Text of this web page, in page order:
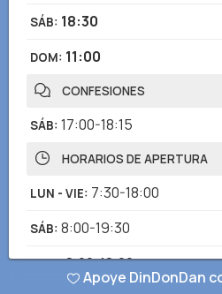
SÁB: 18:30
DOM: 11:00
CONFESIONES
SÁB: 17:00-18:15
HORARIOS DE APERTURA
LUN - VIE: 7:30-18:00
SÁB: 8:00-19:30
DOM:8:00-18:00
Apoye DinDonDan